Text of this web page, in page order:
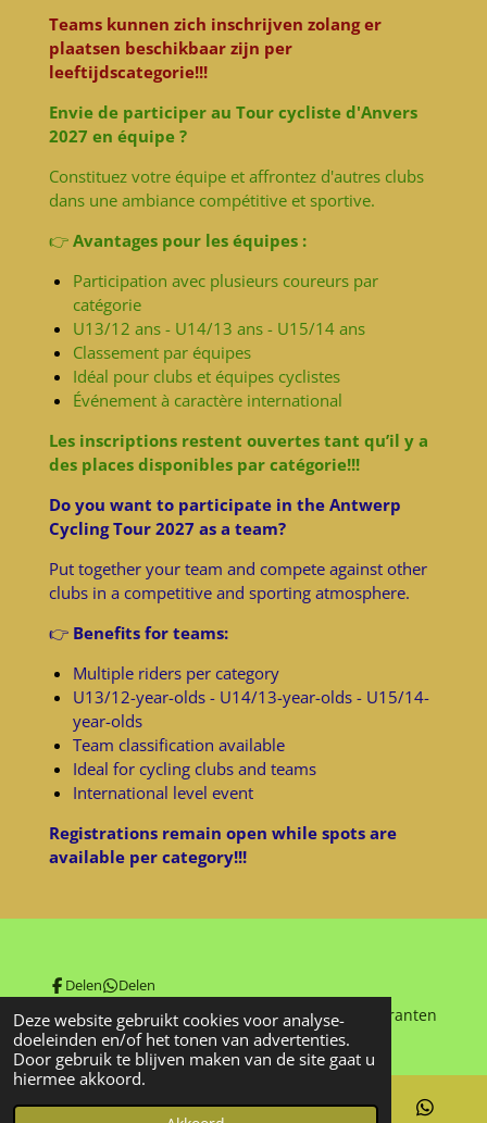
Deze website gebruikt cookies voor analyse-
doeleinden en/of het tonen van advertenties.
Door gebruik te blijven maken van de site gaat u
hiermee akkoord.
Teams kunnen zich inschrijven zolang er
plaatsen beschikbaar zijn per
leeftijdscategorie!!!
Envie de participer au Tour cycliste d'Anvers
2027 en équipe ?
Constituez votre équipe et affrontez d'autres clubs
dans une ambiance compétitive et sportive.
👉 Avantages pour les équipes :
Participation avec plusieurs coureurs par
catégorie
U13/12 ans - U14/13 ans - U15/14 ans
Classement par équipes
Idéal pour clubs et équipes cyclistes
Événement à caractère international
Les inscriptions restent ouvertes tant qu’il y a
des places disponibles par catégorie!!!
Do you want to participate in the Antwerp
Cycling Tour 2027 as a team?
Put together your team and compete against other
clubs in a competitive and sporting atmosphere.
👉 Benefits for teams:
Multiple riders per category
U13/12-year-olds - U14/13-year-olds - U15/14-
year-olds
Team classification available
Ideal for cycling clubs and teams
International level event
Registrations remain open while spots are
available per category!!!
Delen Delen
© 2025 - 2026 Antwerp Cycling Tour vzw - Aspiranten